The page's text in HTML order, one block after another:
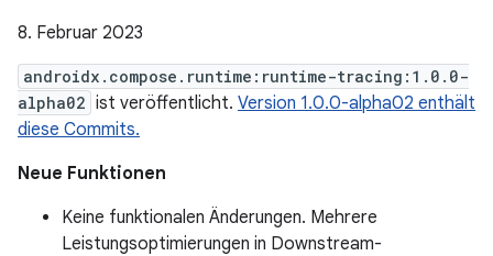
8. Februar 2023
androidx.compose.runtime:runtime-tracing:1.0.0-
alpha02 ist veröffentlicht. Version 1.0.0-alpha02 enthält
diese Commits.
Neue Funktionen
Keine funktionalen Änderungen. Mehrere
Leistungsoptimierungen in Downstream-